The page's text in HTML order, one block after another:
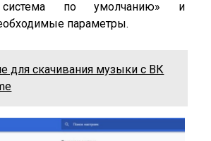
система по умолчанию» и
параметры.
для скачивания музыки с ВК